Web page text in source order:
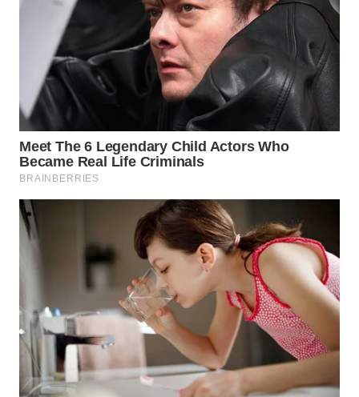
SUMEDANG
WN
CIANJUR
WN
KEPULAUAN
SERIBU
TANGERANG
WN
CIREBON
WN
INDRAMAYU